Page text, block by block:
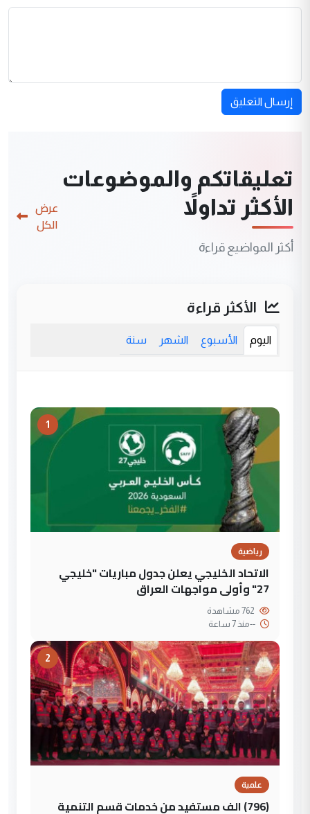
إرسال التعليق
تعليقاتكم والموضوعات
الأكثر تداولاً
أكثر المواضيع قراءة
عرض
الكل
الأكثر قراءة
اليوم الأسبوع الشهر سنة
1
رياضية
الاتحاد الخليجي يعلن جدول مباريات "خليجي
27" وأولى مواجهات العراق
--منذ 7 ساعة
2
علمية
(796) الف مستفيد من خدمات قسم التنمية